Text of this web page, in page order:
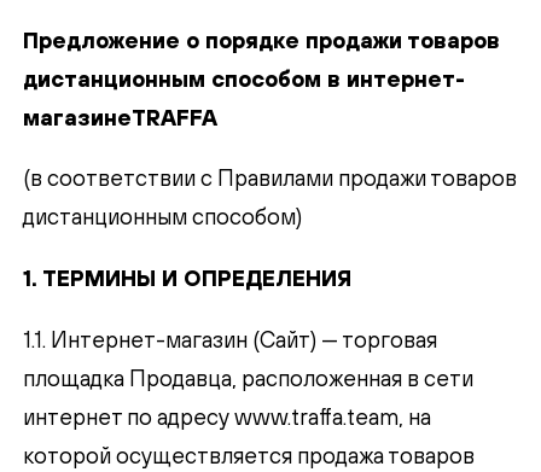
Предложение о порядке продажи товаров
дистанционным способом в интернет-
магазинеTRAFFA
(в соответствии с Правилами продажи товаров
дистанционным способом)
1. ТЕРМИНЫ И ОПРЕДЕЛЕНИЯ
1.1. Интернет-магазин (Сайт) — торговая
площадка Продавца, расположенная в сети
интернет по адресуwww.traffa.team, на
которой осуществляется продажа товаров